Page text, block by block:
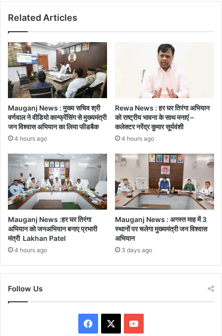
Related Articles
Mauganj News : मुख्य सचिव श्री
वर्णवाल ने वीडियो कान्फ्रेंसिंग से मुख्यमंत्री
जन विश्वास अभियान का लिया फीडबैक
4 hours ago
Rewa News : हर घर तिरंगा अभियान
को राष्ट्रीय भावना के साथ मनाएं –
कलेक्टर नरेंद्र कुमार सूर्यवंशी
4 hours ago
Mauganj News :हर घर तिरंगा
अभियान को जनअभियान बनाए प्रभारी
मंत्री Lakhan Patel
4 hours ago
Mauganj News : अगस्त माह में 3
स्थानों पर चलेगा मुख्यमंत्री जन विश्वास
अभियान
3 days ago
Follow Us
Facebook YouTube